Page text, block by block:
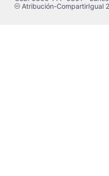
cAtribución-CompartirIgual